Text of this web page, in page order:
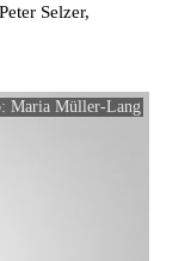
Selzer,
Maria Müller-Lang